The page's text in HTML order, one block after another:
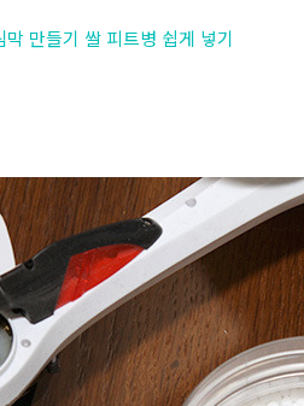
만들기 쌀 피트병 쉽게 넣기